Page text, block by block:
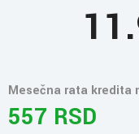
Mesečna rata kredita
557 RSD